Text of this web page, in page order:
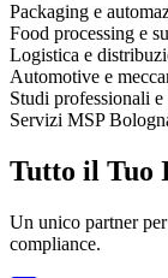
Packaging e
Food processing e
Logistica e
Automotive e
Studi professionali
Servizi MSP
Tutto il Tuo
Un unico partner
compliance.